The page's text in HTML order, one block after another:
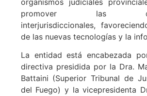
promover las
interjurisdiccionales,
de las nuevas tecnologías y la
La entidad está encabezada
directiva presidida por la Dra.
Battaini (Superior Tribunal de
del Fuego) y la vicepresidenta